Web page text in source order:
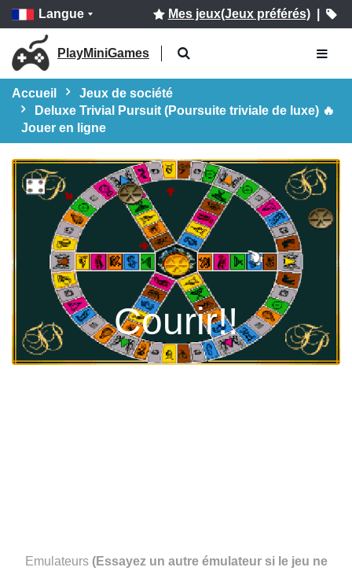
Langue Mes jeux(Jeux préférés)|
PlayMiniGames
Accueil
Jeux de société
Deluxe Trivial Pursuit (Poursuite triviale de luxe) 🔥
Jouer en ligne
Courir!!
Emulateurs (Essayez un autre émulateur si le jeu ne